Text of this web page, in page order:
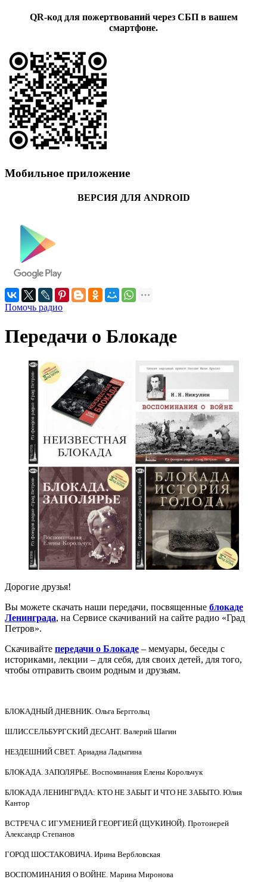
QR-код для пожертвований через СБП в вашем
смартфоне.
Мобильное приложение
ВЕРСИЯ ДЛЯ ANDROID
Помочь радио
Передачи о Блокаде
Дорогие друзья!
Вы можете скачать наши передачи, посвященные блокаде
Ленинграда, на Сервисе скачиваний на сайте радио «Град
Петров».
Скачивайте передачи о Блокаде – мемуары, беседы с
историками, лекции – для себя, для своих детей, для того,
чтобы отправить своим родным и друзьям.
БЛОКАДНЫЙ ДНЕВНИК. Ольга Берггольц
ШЛИССЕЛЬБУРГСКИЙ ДЕСАНТ. Валерий Шагин
НЕЗДЕШНИЙ СВЕТ. Ариадна Ладыгина
БЛОКАДА. ЗАПОЛЯРЬЕ. Воспоминания Елены Корольчук
БЛОКАДА ЛЕНИНГРАДА: КТО НЕ ЗАБЫТ И ЧТО НЕ ЗАБЫТО. Юлия
Кантор
ВСТРЕЧА С ИГУМЕНИЕЙ ГЕОРГИЕЙ (ЩУКИНОЙ). Протоиерей
Александр Степанов
ГОРОД ШОСТАКОВИЧА. Ирина Вербловская
ВОСПОМИНАНИЯ О ВОЙНЕ. Марина Миронова